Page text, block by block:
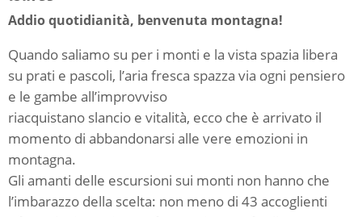
Addio quotidianità, benvenuta montagna!
Quando saliamo su per i monti e la vista spazia libera
su prati e pascoli, l’aria fresca spazza via ogni pensiero
e le gambe all’improvviso
riacquistano slancio e vitalità, ecco che è arrivato il
momento di abbandonarsi alle vere emozioni in
montagna.
Gli amanti delle escursioni sui monti non hanno che
l’imbarazzo della scelta: non meno di 43 accoglienti